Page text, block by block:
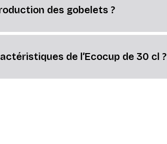
des gobelets ?
de l’Ecocup de 30 cl ?